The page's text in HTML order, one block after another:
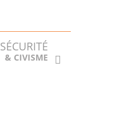
SÉCURITÉ
& CIVISME